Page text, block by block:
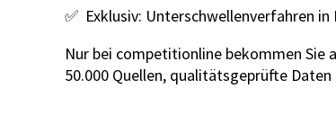
✅ Exklusiv: Unterschwellenverfahren
Nur bei competitionline bekommen Sie
50.000 Quellen, qualitätsgeprüfte Daten